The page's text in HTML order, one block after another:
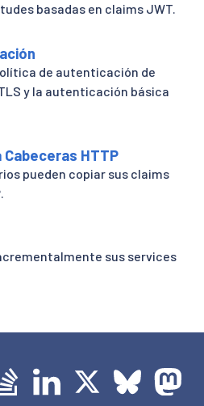
basadas en claims JWT.
de autenticación de
y la autenticación básica
Cabeceras HTTP
pueden copiar sus claims
sus services